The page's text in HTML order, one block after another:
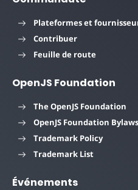
Plateformes et
Contribuer
Feuille de route
OpenJS Foundation
The OpenJS Foundation
OpenJS Foundation Bylaws
Trademark Policy
Trademark List
Événements